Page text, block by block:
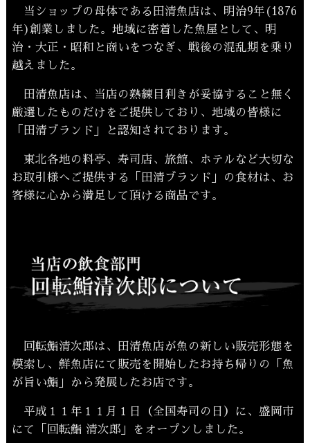
当ショップの母体である田清魚店は、明治9年(1876
年)創業しました。地域に密着した魚屋として、明
治・大正・昭和と商いをつなぎ、戦後の混乱期を乗り
越えました。
田清魚店は、当店の熟練目利きが妥協すること無く
厳選したものだけをご提供しており、地域の皆様に
「田清ブランド」と認知されております。
東北各地の料亭、寿司店、旅館、ホテルなど大切な
お取引様へご提供する「田清ブランド」の食材は、お
客様に心から満足して頂ける商品です。
回転鮨清次郎は、田清魚店が魚の新しい販売形態を
模索し、鮮魚店にて販売を開始したお持ち帰りの「魚
が旨い鮨」から発展したお店です。
平成１１年１１月１日（全国寿司の日）に、盛岡市
にて「回転鮨 清次郎」をオープンしました。